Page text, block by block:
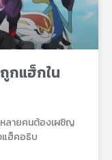
กแฮ็กใน
หลายคนต้องเผชิญ
แฮ็คอธิบ